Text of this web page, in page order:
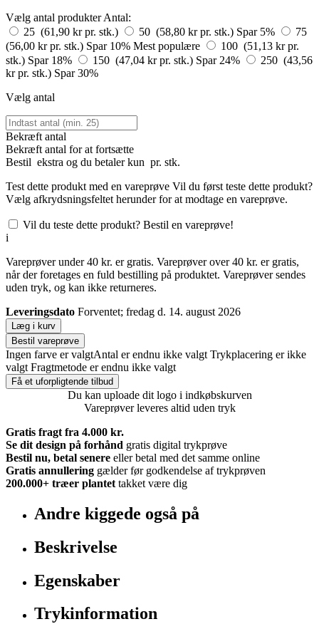
Vælg antal produkter Antal:
25 (61,90 kr pr. stk.)
50 (58,80 kr pr. stk.) Spar 5%
75
(56,00 kr pr. stk.) Spar 10% Mest populære
100 (51,13 kr pr.
stk.) Spar 18% 150 (47,04 kr pr. stk.) Spar 24%
250 (43,56
kr pr. stk.) Spar 30%
Vælg antal
Bekræft antal
Bekræft antal for at fortsætte
Bestil ekstra og du betaler kun pr. stk.
Test dette produkt med en vareprøve Vil du først teste dette produkt?
Vælg afkrydsningsfeltet herunder for at modtage en vareprøve.
Vil du teste dette produkt? Bestil en vareprøve!
i
Vareprøver under 40 kr. er gratis. Vareprøver over 40 kr. er gratis,
når der foretages en fuld bestilling på produktet. Vareprøver sendes
uden tryk, og kan ikke returneres.
Leveringsdato Forventet; fredag d. 14. august 2026
Læg i kurv
Bestil vareprøve
Ingen farve er valgtAntal er endnu ikke valgt Trykplacering er ikke
valgt Fragtmetode er endnu ikke valgt
Få et uforpligtende tilbud
Du kan uploade dit logo i indkøbskurven
Vareprøver leveres altid uden tryk
Gratis fragt fra 4.000 kr.
Se dit design på forhånd gratis digital trykprøve
Bestil nu, betal senere eller betal med det samme online
Gratis annullering gælder før godkendelse af trykprøven
200.000+ træer plantet takket være dig
Andre kiggede også på
Beskrivelse
Egenskaber
Trykinformation